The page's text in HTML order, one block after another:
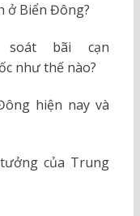
ở Biển Đông?
soát bãi cạn
như thế nào?
hiện nay và
của Trung